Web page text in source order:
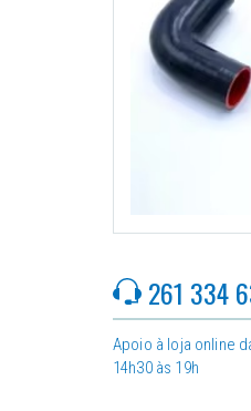
261 334
Apoio à loja online
14h30 às 19h